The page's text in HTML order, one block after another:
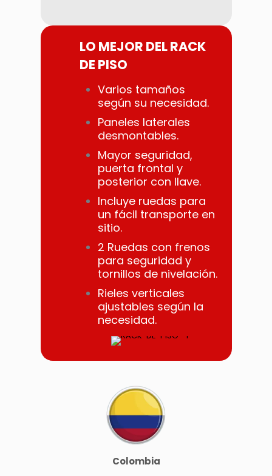
LO MEJOR DEL RACK
DE PISO
Varios tamaños
según su necesidad.
Paneles laterales
desmontables.
Mayor seguridad,
puerta frontal y
posterior con llave.
Incluye ruedas para
un fácil transporte en
sitio.
2 Ruedas con frenos
para seguridad y
tornillos de nivelación.
Rieles verticales
ajustables según la
necesidad.
Colombia